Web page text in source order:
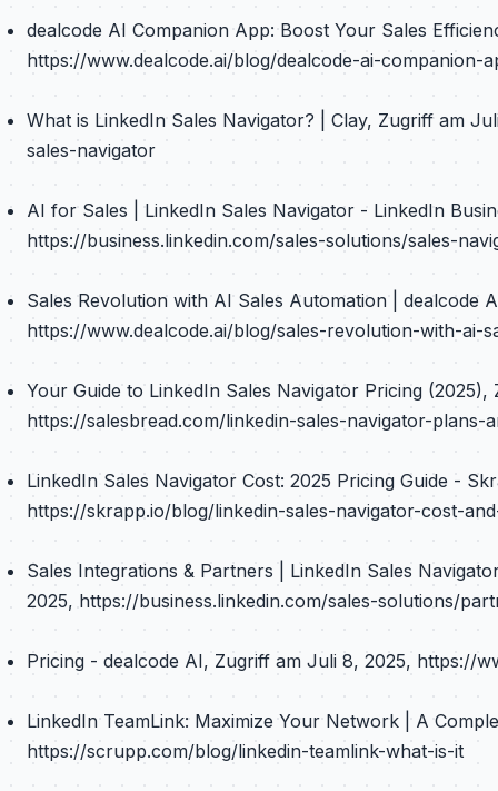
dealcode AI Companion App: Boost Your Sales
https://www.dealcode.ai/blog/dealcode-ai-companion-
What is LinkedIn Sales Navigator? | Clay, Zugriff am
sales-navigator
AI for Sales | LinkedIn Sales Navigator - LinkedIn
https://business.linkedin.com/sales-solutions/sales-
Sales Revolution with AI Sales Automation | dealcode
https://www.dealcode.ai/blog/sales-revolution-with-ai-
Your Guide to LinkedIn Sales Navigator Pricing
https://salesbread.com/linkedin-sales-navigator-plans-
LinkedIn Sales Navigator Cost: 2025 Pricing Guide -
https://skrapp.io/blog/linkedin-sales-navigator-cost-
Sales Integrations & Partners | LinkedIn Sales
2025, https://business.linkedin.com/sales-solutions/
Pricing - dealcode AI, Zugriff am Juli 8, 2025, https://
LinkedIn TeamLink: Maximize Your Network | A
https://scrupp.com/blog/linkedin-teamlink-what-is-it